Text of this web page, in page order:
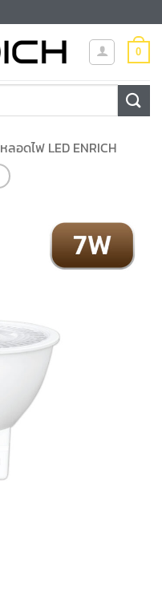
0
หลอดไฟ LED ENRICH